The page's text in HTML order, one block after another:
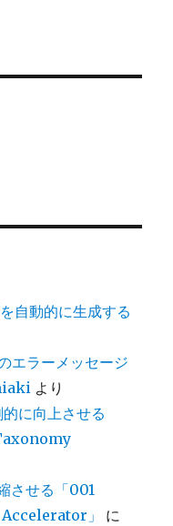
自動的に生成する
エラーメッセージ
より
に向上させる
させる「001
」
に